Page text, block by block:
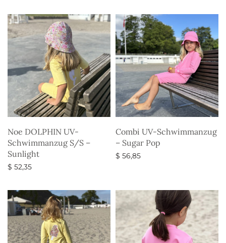
Noe DOLPHIN UV-
Schwimmanzug S/S –
Sunlight
$ 52,35
Combi UV-Schwimmanzug
– Sugar Pop
$ 56,85